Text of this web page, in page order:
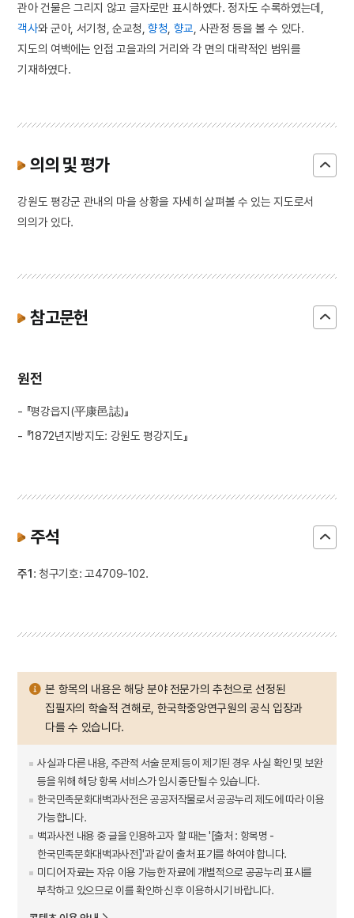
관아 건물은 그리지 않고 글자로만 표시하였다. 정자도 수록하였는데,
객사와 군아, 서기청, 순교청,향청 향교 , 사관정 등을 볼 수 있다.
지도의 여백에는 인접 고을과의 거리와 각 면의 대략적인 범위를
기재하였다.
의의 및 평가
강원도 평강군 관내의 마을 상황을 자세히 살펴볼 수 있는 지도로서
의의가 있다.
참고문헌
원전
- 『평강읍지(平康邑誌)』
- 『1872년지방지도: 강원도 평강지도』
주석
주1: 청구기호: 고4709-102.
본 항목의 내용은 해당 분야 전문가의 추천으로 선정된
집필자의 학술적 견해로, 한국학중앙연구원의 공식 입장과
다를 수 있습니다.
사실과 다른 내용, 주관적 서술 문제 등이 제기된 경우 사실 확인 및 보완
등을 위해 해당 항목 서비스가 임시 중단될 수 있습니다.
한국민족문화대백과사전은 공공저작물로서 공공누리 제도에 따라 이용
가능합니다.
백과사전 내용 중 글을 인용하고자 할 때는 '[출처 : 항목명 -
한국민족문화대백과사전]'과 같이 출처 표기를 하여야 합니다.
미디어 자료는 자유 이용 가능한 자료에 개별적으로 공공누리 표시를
부착하고 있으므로 이를 확인하신 후 이용하시기 바랍니다.